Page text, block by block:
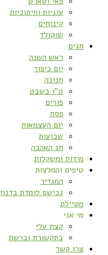
עוגיות וחיתוכיות
קינוחים
שוקולד
חגים
ראש השנה
יום כיפור
חנוכה
ט”ו בשבט
פורים
פסח
יום העצמאות
שבועות
חג האהבה
מידות ומשקלות
טיפים והמלצות
המגדיר
גבישס לומדת בדנון
מטיילת
מי אני
קצת עלי
בתקשורת וברשת
צרו קשר